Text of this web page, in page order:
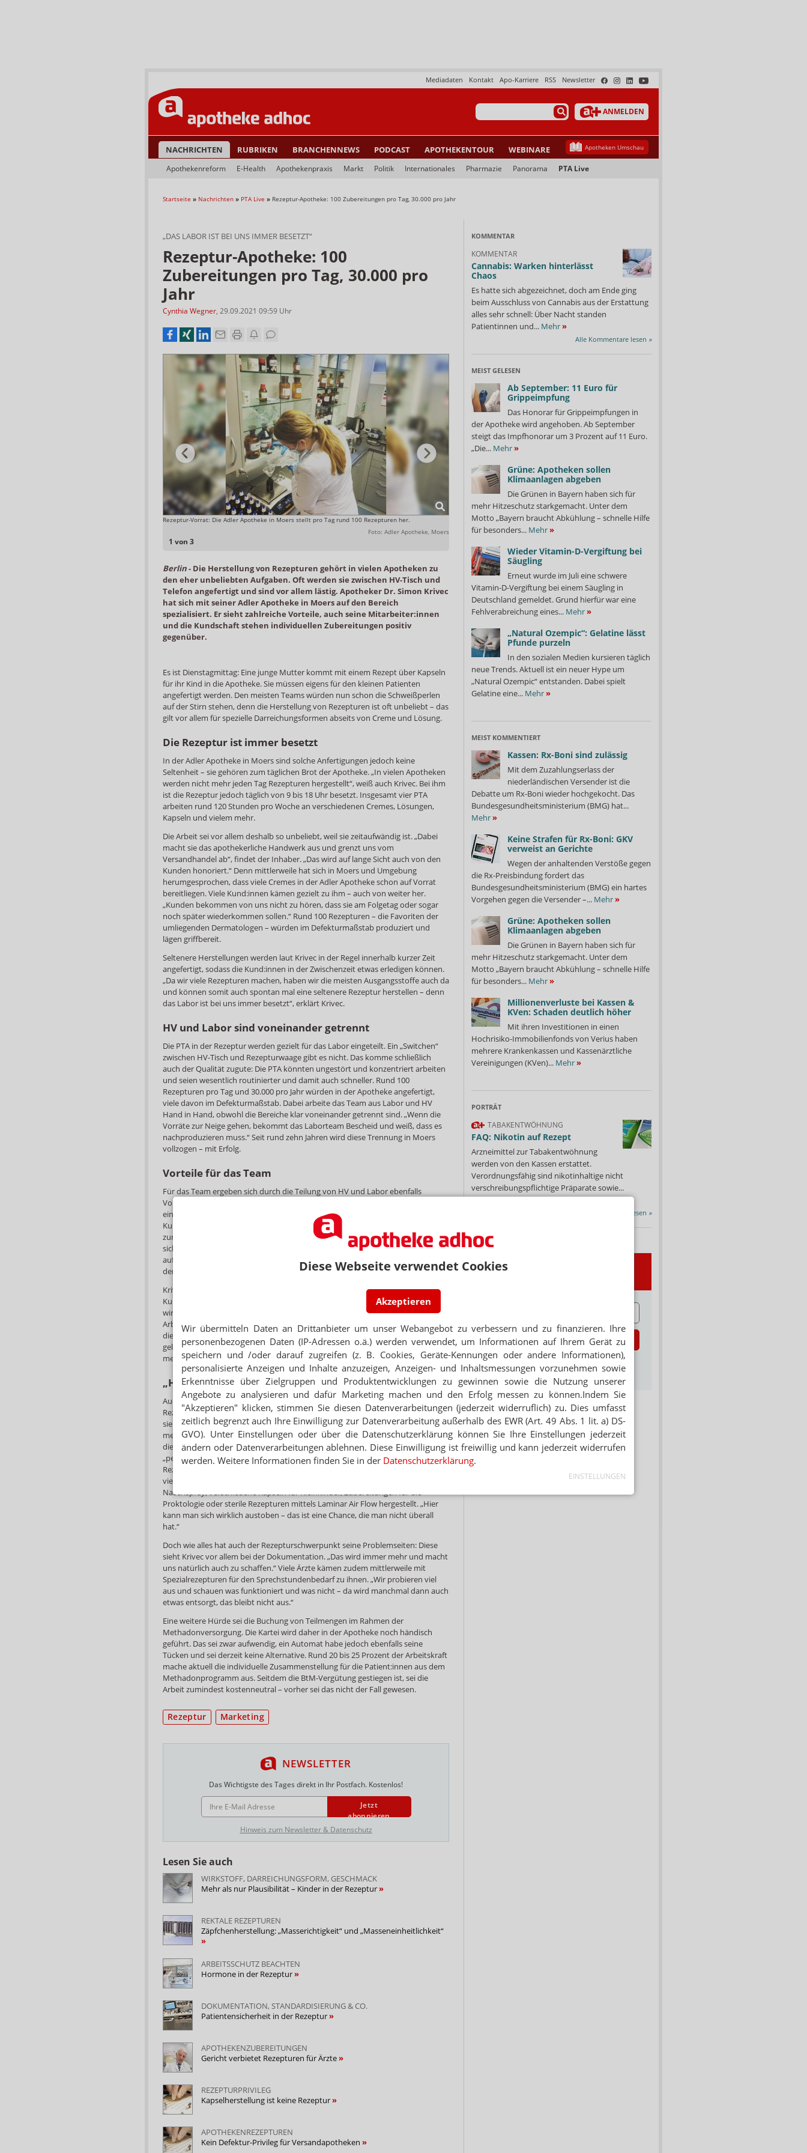
Diese Webseite verwendet Cookies
Akzeptieren
Wir übermitteln Daten an Drittanbieter um unser Webangebot zu verbessern und zu finanzieren. Ihre
personenbezogenen Daten (IP-Adressen o.ä.) werden verwendet, um Informationen auf Ihrem Gerät zu
speichern und /oder darauf zugreifen (z. B. Cookies, Geräte-Kennungen oder andere Informationen),
personalisierte Anzeigen und Inhalte anzuzeigen, Anzeigen- und Inhaltsmessungen vorzunehmen sowie
Erkenntnisse über Zielgruppen und Produktentwicklungen zu gewinnen sowie die Nutzung unserer
Angebote zu analysieren und dafür Marketing machen und den Erfolg messen zu können.Indem Sie
"Akzeptieren" klicken, stimmen Sie diesen Datenverarbeitungen (jederzeit widerruflich) zu. Dies umfasst
zeitlich begrenzt auch Ihre Einwilligung zur Datenverarbeitung außerhalb des EWR (Art. 49 Abs. 1 lit. a) DS-
GVO). Unter Einstellungen oder über die Datenschutzerklärung können Sie Ihre Einstellungen jederzeit
ändern oder Datenverarbeitungen ablehnen. Diese Einwilligung ist freiwillig und kann jederzeit widerrufen
werden. Weitere Informationen finden Sie in der Datenschutzerklärung.
EINSTELLUNGEN
Newsletter
RSS
Apo-Karriere
Kontakt
Mediadaten
ANMELDEN
NACHRICHTEN RUBRIKEN BRANCHENNEWS PODCAST APOTHEKENTOUR WEBINARE Apotheken Umschau
Apothekenreform E-Health Apothekenpraxis Markt Politik Internationales Pharmazie Panorama PTA Live
Startseite » Nachrichten » PTA Live » Rezeptur-Apotheke: 100 Zubereitungen pro Tag, 30.000 pro Jahr
„DAS LABOR IST BEI UNS IMMER BESETZT“
Rezeptur-Apotheke: 100
Zubereitungen pro Tag, 30.000 pro
Jahr
Cynthia Wegner, 29.09.2021 09:59 Uhr
1 von 3
Rezeptur-Vorrat: Die Adler Apotheke in Moers stellt pro Tag rund 100 Rezepturen her.
Foto: Adler Apotheke, Moers
Die Favoriten der umliegenden Ärzte werden dabei im Defekturmaßstab produziert, damit die
Kund:innen nicht warten müssen.
Berlin- Die Herstellung von Rezepturen gehört in vielen Apotheken zu
den eher unbeliebten Aufgaben. Oft werden sie zwischen HV-Tisch und
Telefon angefertigt und sind vor allem lästig. Apotheker Dr. Simon Krivec
hat sich mit seiner Adler Apotheke in Moers auf den Bereich
spezialisiert. Er sieht zahlreiche Vorteile, auch seine Mitarbeiter:innen
und die Kundschaft stehen individuellen Zubereitungen positiv
gegenüber.
Es ist Dienstagmittag: Eine junge Mutter kommt mit einem Rezept über Kapseln
für ihr Kind in die Apotheke. Sie müssen eigens für den kleinen Patienten
angefertigt werden. Den meisten Teams würden nun schon die Schweißperlen
auf der Stirn stehen, denn die Herstellung von Rezepturen ist oft unbeliebt – das
gilt vor allem für spezielle Darreichungsformen abseits von Creme und Lösung.
Die Rezeptur ist immer besetzt
In der Adler Apotheke in Moers sind solche Anfertigungen jedoch keine
Seltenheit – sie gehören zum täglichen Brot der Apotheke. „In vielen Apotheken
werden nicht mehr jeden Tag Rezepturen hergestellt“, weiß auch Krivec. Bei ihm
ist die Rezeptur jedoch täglich von 9 bis 18 Uhr besetzt. Insgesamt vier PTA
arbeiten rund 120 Stunden pro Woche an verschiedenen Cremes, Lösungen,
Kapseln und vielem mehr.
Die Arbeit sei vor allem deshalb so unbeliebt, weil sie zeitaufwändig ist. „Dabei
macht sie das apothekerliche Handwerk aus und grenzt uns vom
Versandhandel ab“, findet der Inhaber. „Das wird auf lange Sicht auch von den
Kunden honoriert.“ Denn mittlerweile hat sich in Moers und Umgebung
herumgesprochen, dass viele Cremes in der Adler Apotheke schon auf Vorrat
bereitliegen. Viele Kund:innen kämen gezielt zu ihm – auch von weiter her.
„Kunden bekommen von uns nicht zu hören, dass sie am Folgetag oder sogar
noch später wiederkommen sollen.“ Rund 100 Rezepturen – die Favoriten der
umliegenden Dermatologen – würden im Defekturmaßstab produziert und
lägen griffbereit.
Seltenere Herstellungen werden laut Krivec in der Regel innerhalb kurzer Zeit
angefertigt, sodass die Kund:innen in der Zwischenzeit etwas erledigen können.
„Da wir viele Rezepturen machen, haben wir die meisten Ausgangsstoffe auch da
und können somit auch spontan mal eine seltenere Rezeptur herstellen – denn
das Labor ist bei uns immer besetzt“, erklärt Krivec.
HV und Labor sind voneinander getrennt
Die PTA in der Rezeptur werden gezielt für das Labor eingeteilt. Ein „Switchen“
zwischen HV-Tisch und Rezepturwaage gibt es nicht. Das komme schließlich
auch der Qualität zugute: Die PTA könnten ungestört und konzentriert arbeiten
und seien wesentlich routinierter und damit auch schneller. Rund 100
Rezepturen pro Tag und 30.000 pro Jahr würden in der Apotheke angefertigt,
viele davon im Defekturmaßstab. Dabei arbeite das Team aus Labor und HV
Hand in Hand, obwohl die Bereiche klar voneinander getrennt sind. „Wenn die
Vorräte zur Neige gehen, bekommt das Laborteam Bescheid und weiß, dass es
nachproduzieren muss.“ Seit rund zehn Jahren wird diese Trennung in Moers
vollzogen – mit Erfolg.
Vorteile für das Team
Für das Team ergeben sich durch die Teilung von HV und Labor ebenfalls
Vorteile: „Ich kann viel besser auf die jeweiligen Neigungen der Mitarbeiterinnen
eingehen“, erklärt Krivec. So könnten beispielsweise PTA, die den
Kundenkontakt scheuen, ausschließlich im Labor eingesetzt werden – anstatt
zur Industrie oder in andere Bereiche „abzuwandern“. Andersherum müssten
sich die PTA im HV-Bereich nicht mit Rezepturen beschäftigen und könnten sich
auf die Beratung konzentrieren. Auch ein Einsatz in beiden Bereichen sei
denkbar – allerdings nur mit fester Planung.
Krivec sieht weitere Vorteile: Wenn jemand irgendwann keine Lust mehr auf die
Kundenberatung hat – oder andersherum doch wieder die HV-Arbeit gewünscht
wird – kann intern gewechselt werden. „In anderen Apotheken würde das
Arbeitsverhältnis dann vielleicht enden – hier können wir aber viel flexibler auf
die Wünsche eingehen. Dadurch wechselt bei uns das Personal nur selten.“ Das
gelte beispielsweise auch für schwangere Kolleginnen, die vorübergehend nicht
mehr im Labor arbeiten dürfen.
„Hier kann man sich wirklich austoben“
Auch PTA Lisa-Marie Genender hat sich unter anderem wegen des
Rezepturschwerpunkts für die Apotheke entschieden. Seit Anfang des Jahres ist
sie in der Adler Apotheke tätig. „Dafür fahre ich gerne ein paar Kilometer mehr“,
meint sie. Genender hat sich für eine 50/50-Verteilung entschieden. „Für mich ist
die Arbeit im Labor ein Ausgleich zur Kundenberatung.“ Für die 28-Jährige die
„perfekte Mischung“. Außerdem sehe man nicht nur die „öden Kortison-
Rezepturen, die jede Apotheke mal hat“, sondern auch seltene Fälle: Neben
vielen Krankenhausrezepturen würden beispielsweise auch ein Fentanyl-
Nasenspray, verschiedene Kapseln für Kleinkinder, Zubereitungen für die
Proktologie oder sterile Rezepturen mittels Laminar Air Flow hergestellt. „Hier
kann man sich wirklich austoben – das ist eine Chance, die man nicht überall
hat.“
Doch wie alles hat auch der Rezepturschwerpunkt seine Problemseiten: Diese
sieht Krivec vor allem bei der Dokumentation. „Das wird immer mehr und macht
uns natürlich auch zu schaffen.“ Viele Ärzte kämen zudem mittlerweile mit
Spezialrezepturen für den Sprechstundenbedarf zu ihnen. „Wir probieren viel
aus und schauen was funktioniert und was nicht – da wird manchmal dann auch
etwas entsorgt, das bleibt nicht aus.“
Eine weitere Hürde sei die Buchung von Teilmengen im Rahmen der
Methadonversorgung. Die Kartei wird daher in der Apotheke noch händisch
geführt. Das sei zwar aufwendig, ein Automat habe jedoch ebenfalls seine
Tücken und sei derzeit keine Alternative. Rund 20 bis 25 Prozent der Arbeitskraft
mache aktuell die individuelle Zusammenstellung für die Patient:innen aus dem
Methadonprogramm aus. Seitdem die BtM-Vergütung gestiegen ist, sei die
Arbeit zumindest kostenneutral – vorher sei das nicht der Fall gewesen.
Rezeptur Marketing
NEWSLETTER
Das Wichtigste des Tages direkt in Ihr Postfach. Kostenlos!
E-MAIL ADRESSE
Jetzt
abonnieren
Hinweis zum Newsletter & Datenschutz
Lesen Sie auch
WIRKSTOFF, DARREICHUNGSFORM, GESCHMACK
Mehr als nur Plausibilität – Kinder in der Rezeptur
REKTALE REZEPTUREN
Zäpfchenherstellung: „Masserichtigkeit“ und „Masseneinheitlichkeit“
ARBEITSSCHUTZ BEACHTEN
Hormone in der Rezeptur
DOKUMENTATION, STANDARDISIERUNG & CO.
Patientensicherheit in der Rezeptur
APOTHEKENZUBEREITUNGEN
Gericht verbietet Rezepturen für Ärzte
REZEPTURPRIVILEG
Kapselherstellung ist keine Rezeptur
APOTHEKENREZEPTUREN
Kein Defektur-Privileg für Versandapotheken
KOMMENTAR
KOMMENTAR
Cannabis: Warken hinterlässt
Chaos
Es hatte sich abgezeichnet, doch am Ende ging
beim Ausschluss von Cannabis aus der Erstattung
alles sehr schnell: Über Nacht standen
Patientinnen und... Mehr»
Alle Kommentare lesen »
MEIST GELESEN
Ab September: 11 Euro für
Grippeimpfung
Das Honorar für Grippeimpfungen in
der Apotheke wird angehoben. Ab September
steigt das Impfhonorar um 3 Prozent auf 11 Euro.
„Die... Mehr»
Grüne: Apotheken sollen
Klimaanlagen abgeben
Die Grünen in Bayern haben sich für
mehr Hitzeschutz starkgemacht. Unter dem
Motto „Bayern braucht Abkühlung – schnelle Hilfe
für besonders... Mehr»
Wieder Vitamin-D-Vergiftung bei
Säugling
Erneut wurde im Juli eine schwere
Vitamin-D-Vergiftung bei einem Säugling in
Deutschland gemeldet. Grund hierfür war eine
Fehlverabreichung eines... Mehr»
„Natural Ozempic“: Gelatine lässt
Pfunde purzeln
In den sozialen Medien kursieren täglich
neue Trends. Aktuell ist ein neuer Hype um
„Natural Ozempic“ entstanden. Dabei spielt
Gelatine eine... Mehr»
MEIST KOMMENTIERT
Kassen: Rx-Boni sind zulässig
Mit dem Zuzahlungserlass der
niederländischen Versender ist die
Debatte um Rx-Boni wieder hochgekocht. Das
Bundesgesundheitsministerium (BMG) hat...
Mehr»
Keine Strafen für Rx-Boni: GKV
verweist an Gerichte
Wegen der anhaltenden Verstöße gegen
die Rx-Preisbindung fordert das
Bundesgesundheitsministerium (BMG) ein hartes
Vorgehen gegen die Versender –... Mehr»
Grüne: Apotheken sollen
Klimaanlagen abgeben
Die Grünen in Bayern haben sich für
mehr Hitzeschutz starkgemacht. Unter dem
Motto „Bayern braucht Abkühlung – schnelle Hilfe
für besonders... Mehr»
Millionenverluste bei Kassen &
KVen: Schaden deutlich höher
Mit ihren Investitionen in einen
Hochrisiko-Immobilienfonds von Verius haben
mehrere Krankenkassen und Kassenärztliche
Vereinigungen (KVen)... Mehr»
PORTRÄT
TABAKENTWÖHNUNG
FAQ: Nikotin auf Rezept
Arzneimittel zur Tabakentwöhnung
werden von den Kassen erstattet.
Verordnungsfähig sind nikotinhaltige nicht
verschreibungspflichtige Präparate sowie...
Mehr»
Alle Porträts lesen »
Jetzt abonnieren
Hinweis zum Newsletter &
Datenschutz